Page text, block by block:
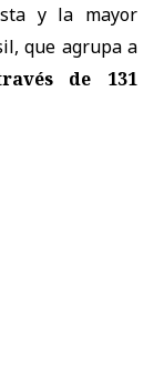
y la mayor
que agrupa a
de 131